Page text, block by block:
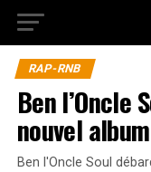
RAP-RNB
Ben l’Oncle
nouvel album
Ben l'Oncle Soul